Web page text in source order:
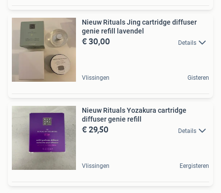
Nieuw Rituals Jing cartridge diffuser
genie refill lavendel
€ 30,00 Details
Vlissingen Gisteren
Nieuw Rituals Yozakura cartridge
diffuser genie refill
€ 29,50 Details
Vlissingen Eergisteren